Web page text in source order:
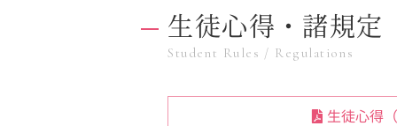
生徒心得・諸規定
Student Rules / Regulations
生徒心得